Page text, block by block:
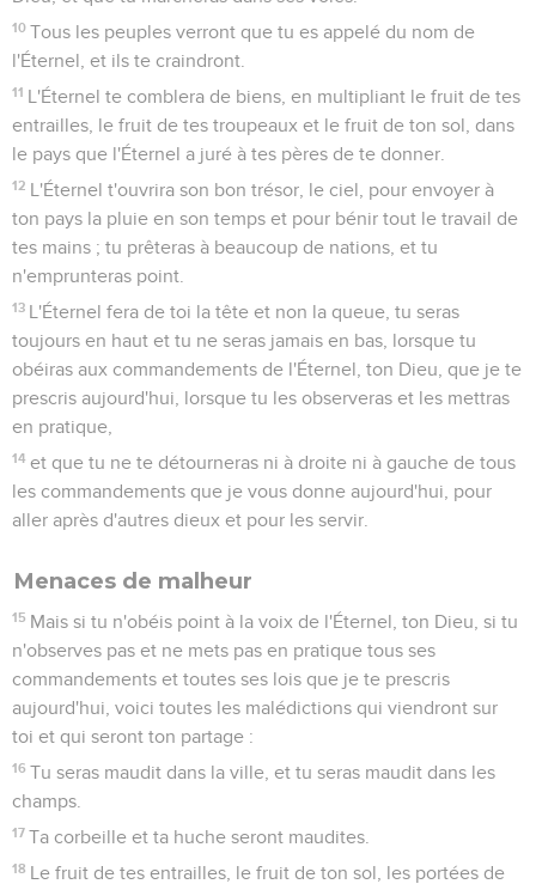
10 Tous les peuples verront que tu es appelé du nom de
l'Éternel, et ils te craindront.
11 L'Éternel te comblera de biens, en multipliant le fruit de tes
entrailles, le fruit de tes troupeaux et le fruit de ton sol, dans
le pays que l'Éternel a juré à tes pères de te donner.
12 L'Éternel t'ouvrira son bon trésor, le ciel, pour envoyer à
ton pays la pluie en son temps et pour bénir tout le travail de
tes mains ; tu prêteras à beaucoup de nations, et tu
n'emprunteras point.
13 L'Éternel fera de toi la tête et non la queue, tu seras
toujours en haut et tu ne seras jamais en bas, lorsque tu
obéiras aux commandements de l'Éternel, ton Dieu, que je te
prescris aujourd'hui, lorsque tu les observeras et les mettras
en pratique,
14 et que tu ne te détourneras ni à droite ni à gauche de tous
les commandements que je vous donne aujourd'hui, pour
aller après d'autres dieux et pour les servir.
Menaces de malheur
15 Mais si tu n'obéis point à la voix de l'Éternel, ton Dieu, si tu
n'observes pas et ne mets pas en pratique tous ses
commandements et toutes ses lois que je te prescris
aujourd'hui, voici toutes les malédictions qui viendront sur
toi et qui seront ton partage :
16 Tu seras maudit dans la ville, et tu seras maudit dans les
champs.
17 Ta corbeille et ta huche seront maudites.
18 Le fruit de tes entrailles, le fruit de ton sol, les portées de